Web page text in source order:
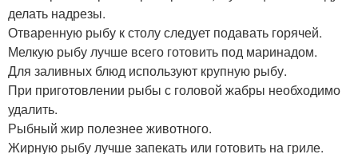
делать надрезы.
Отваренную рыбу к столу следует подавать горячей.
Мелкую рыбу лучше всего готовить под маринадом.
Для заливных блюд используют крупную рыбу.
При приготовлении рыбы с головой жабры необходимо
удалить.
Рыбный жир полезнее животного.
Жирную рыбу лучше запекать или готовить на гриле.